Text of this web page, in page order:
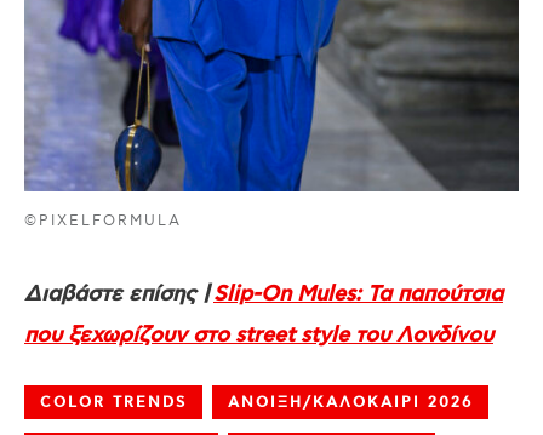
©PIXELFORMULA
Διαβάστε επίσης |Slip-On Mules: Τα παπούτσια
που ξεχωρίζουν στο street style του Λονδίνου
COLOR TRENDS ΑΝΟΙΞΗ/ΚΑΛΟΚΑΙΡΙ 2026